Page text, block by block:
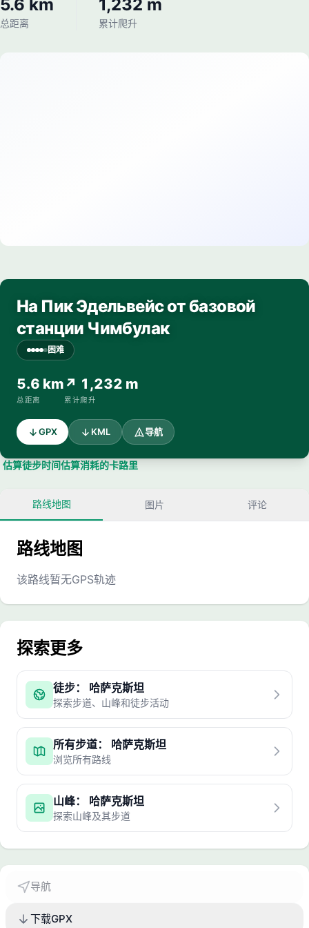
5.6 km
总距离
1,232 m
累计爬升
На Пик Эдельвейс от базовой
станции Чимбулак
困难
5.6 km
总距离
↗ 1,232 m
累计爬升
GPX KML 导航
估算徒步时间估算消耗的卡路里
路线地图 图片 评论
路线地图
该路线暂无GPS轨迹
探索更多
徒步： 哈萨克斯坦
探索步道、山峰和徒步活动
所有步道： 哈萨克斯坦
浏览所有路线
山峰： 哈萨克斯坦
探索山峰及其步道
导航
下载GPX